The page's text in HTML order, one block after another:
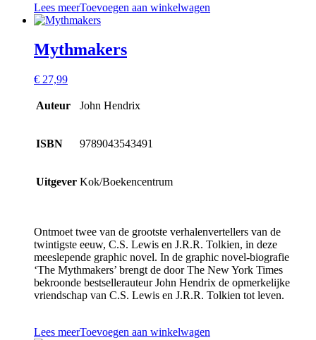
Lees meerToevoegen aan winkelwagen
Mythmakers
€ 27,99
Auteur John Hendrix
ISBN 9789043543491
Uitgever Kok/Boekencentrum
Ontmoet twee van de grootste verhalenvertellers van de
twintigste eeuw, C.S. Lewis en J.R.R. Tolkien, in deze
meeslepende graphic novel. In de graphic novel-biografie
‘The Mythmakers’ brengt de door The New York Times
bekroonde bestsellerauteur John Hendrix de opmerkelijke
vriendschap van C.S. Lewis en J.R.R. Tolkien tot leven.
Lees meerToevoegen aan winkelwagen